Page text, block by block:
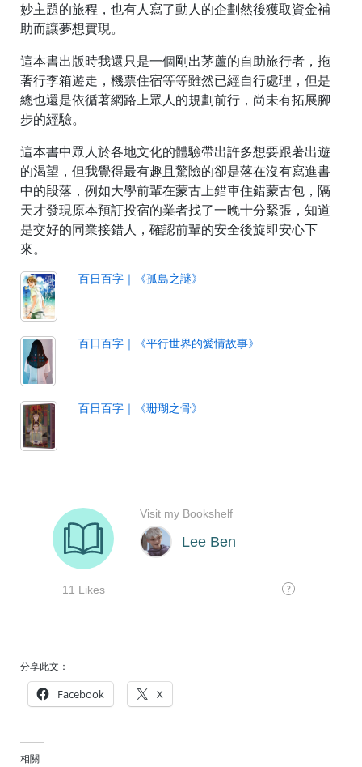
妙主題的旅程，也有人寫了動人的企劃然後獲取資金補
助而讓夢想實現。
這本書出版時我還只是一個剛出茅蘆的自助旅行者，拖
著行李箱遊走，機票住宿等等雖然已經自行處理，但是
總也還是依循著網路上眾人的規劃前行，尚未有拓展腳
步的經驗。
這本書中眾人於各地文化的體驗帶出許多想要跟著出遊
的渴望，但我覺得最有趣且驚險的卻是落在沒有寫進書
中的段落，例如大學前輩在蒙古上錯車住錯蒙古包，隔
天才發現原本預訂投宿的業者找了一晚十分緊張，知道
是交好的同業接錯人，確認前輩的安全後旋即安心下
來。
百日百字｜《孤島之謎》
百日百字｜《平行世界的愛情故事》
百日百字｜《珊瑚之骨》
分享此文：
Facebook X
相關